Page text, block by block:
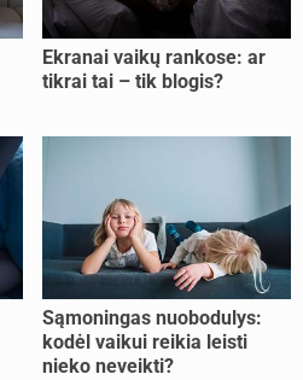
Ekranai vaikų rankose: ar
tikrai tai – tik blogis?
Sąmoningas nuobodulys:
kodėl vaikui reikia leisti
nieko neveikti?